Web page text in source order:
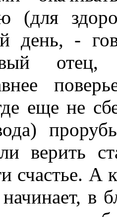
(для
день, -
еще не
верить
счастье. А
в